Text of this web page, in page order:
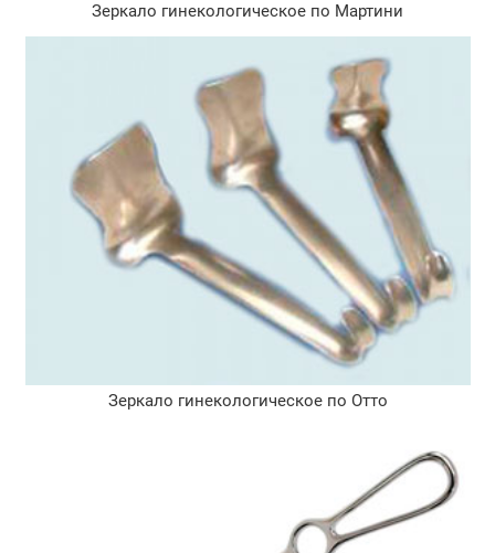
Зеркало гинекологическое по Мартини
Зеркало гинекологическое по Отто